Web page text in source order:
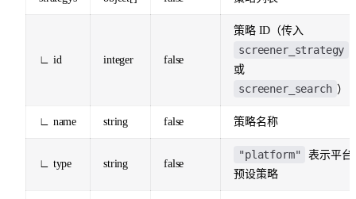
∟ id integer false
策略 ID（传入
screener_strategy
或
screener_search ）
∟ name string false 策略名称
∟ type string false
"platform"
表示平台
预设策略